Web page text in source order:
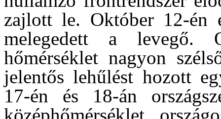
zajlott le. Október 12-
melegedett a levegő.
hőmérséklet nagyon
jelentős lehűlést hozott
17-én és 18-án